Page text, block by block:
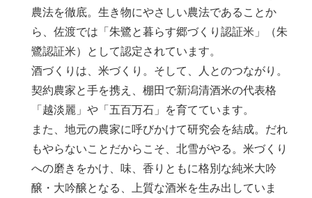
農法を徹底。生き物にやさしい農法であることか
ら、佐渡では「朱鷺と暮らす郷づくり認証米」（朱
鷺認証米）として認定されています。
酒づくりは、米づくり。そして、人とのつながり。
契約農家と手を携え、棚田で新潟清酒米の代表格
「越淡麗」や「五百万石」を育てています。
また、地元の農家に呼びかけて研究会を結成。だれ
もやらないことだからこそ、北雪がやる。米づくり
への磨きをかけ、味、香りともに格別な純米大吟
醸・大吟醸となる、上質な酒米を生み出していま